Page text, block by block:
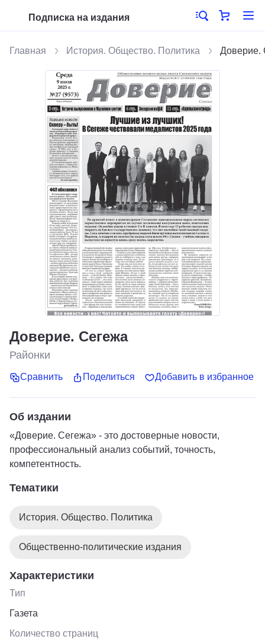
Подписка на издания
Главная История. Общество. Политика Доверие.
Доверие. Сегежа
Районки
Сравнить Поделиться Добавить в избранное
Об издании
«Доверие. Сегежа» - это достоверные новости,
профессиональный анализ событий, точность,
компетентность.
Тематики
История. Общество. Политика
Общественно-политические издания
Характеристики
Тип
Газета
Количество страниц